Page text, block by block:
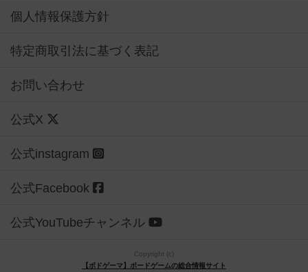
個人情報保護方針
特定商取引法に基づく表記
お問い合わせ
公式X
公式instagram
公式Facebook
公式YouTubeチャンネル
Copyright (c)
【ボドゲーマ】ボードゲームの総合情報サイト